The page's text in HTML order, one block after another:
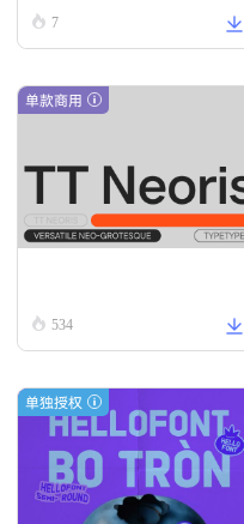
ead
7
单款商用
534
单独授权